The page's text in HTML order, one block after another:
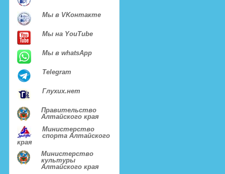
Мы в VKонтакте
Мы на YouTube
Мы в whatsApp
Telegram
Глухих.нет
Правительство
Алтайского края
Министерство
спорта Алтайского
края
Министерство
культуры
Алтайского края